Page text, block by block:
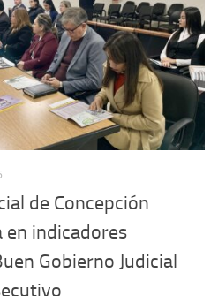
de Concepción
en indicadores
Gobierno Judicial